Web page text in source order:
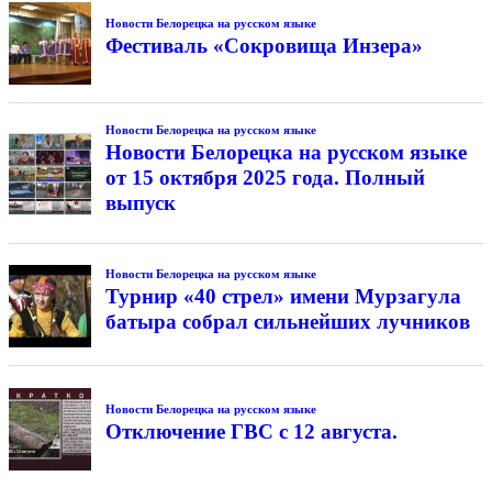
Новости Белорецка на русском языке
Фестиваль «Сокровища Инзера»
Новости Белорецка на русском языке
Новости Белорецка на русском языке
от 15 октября 2025 года. Полный
выпуск
Новости Белорецка на русском языке
Турнир «40 стрел» имени Мурзагула
батыра собрал сильнейших лучников
Новости Белорецка на русском языке
Отключение ГВС с 12 августа.